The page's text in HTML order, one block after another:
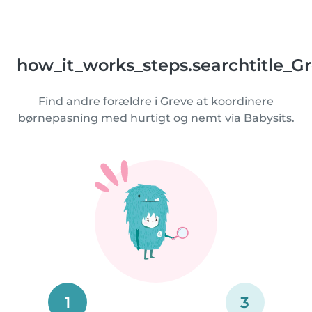
Find andre forældre i Greve at koordinere
børnepasning med hurtigt og nemt via Babysits.
1 3